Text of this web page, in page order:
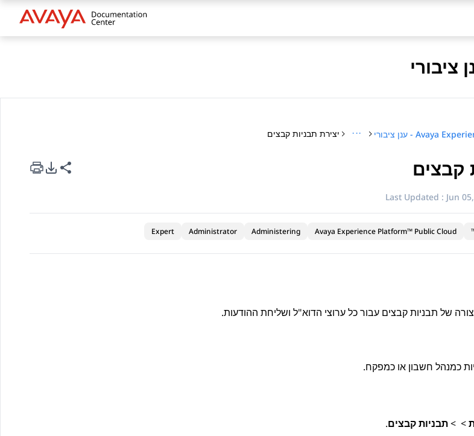
··· יצירת תבניות קבצים
קבצים this page
Options
Last Updated : Jun
Avaya Experience Platform™ Public Cloud
Administering
Administrator
Expert
של תבניות קבצים עבור כל ערוצי הדוא"ל ושליחת ההודעות.
כמנהל חשבון או כמפקח.
>
>תבניות קבצים.